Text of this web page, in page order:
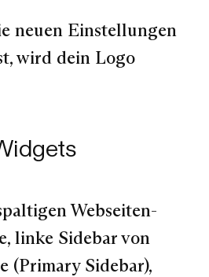
neuen Einstellungen
wird dein Logo
Webseiten-
linke Sidebar von
(Primary Sidebar),